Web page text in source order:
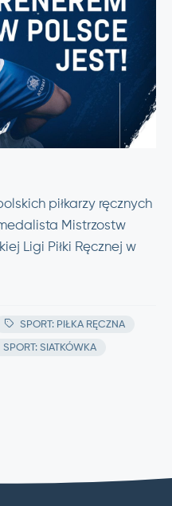
piłkarzy ręcznych
Mistrzostw
Ligi Piłki Ręcznej w
SPORT: PIŁKA RĘCZNA
SPORT: SIATKÓWKA